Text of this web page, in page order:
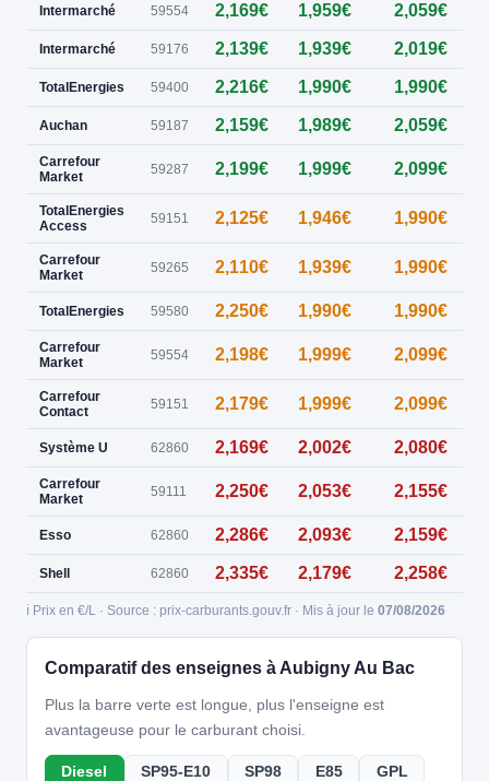
Intermarché 59554 2,169€ 1,959€ 2,059€
Intermarché 59176 2,139€ 1,939€ 2,019€
TotalEnergies 59400 2,216€ 1,990€ 1,990€
Auchan 59187 2,159€ 1,989€ 2,059€
Carrefour
Market
59287 2,199€ 1,999€ 2,099€
TotalEnergies
Access
59151 2,125€ 1,946€ 1,990€
Carrefour
Market
59265 2,110€ 1,939€ 1,990€
TotalEnergies 59580 2,250€ 1,990€ 1,990€
Carrefour
Market
59554 2,198€ 1,999€ 2,099€
Carrefour
Contact
59151 2,179€ 1,999€ 2,099€
Système U 62860 2,169€ 2,002€ 2,080€
Carrefour
Market
59111 2,250€ 2,053€ 2,155€
Esso 62860 2,286€ 2,093€ 2,159€
Shell 62860 2,335€ 2,179€ 2,258€
ℹ️ Prix en €/L · Source : prix-carburants.gouv.fr · Mis à jour le 07/08/2026
Comparatif des enseignes à Aubigny Au Bac
Plus la barre verte est longue, plus l'enseigne est
avantageuse pour le carburant choisi.
Diesel SP95-E10 SP98 E85 GPL